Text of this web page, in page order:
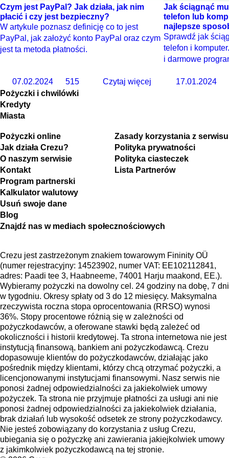
Czym jest PayPal? Jak działa, jak nim
płacić i czy jest bezpieczny?
W artykule poznasz definicję co to jest
PayPal, jak założyć konto PayPal oraz czym
jest ta metoda płatności.
07.02.2024 515 Czytaj więcej
Jak ściągnąć
telefon lub
najlepsze
Sprawdź jak
telefon i
i darmowe
17.01.2024
Pożyczki i chwilówki
Kredyty
Miasta
Pożyczki online
Jak działa Crezu?
O naszym serwisie
Kontakt
Program partnerski
Kalkulator walutowy
Usuń swoje dane
Blog
Zasady korzystania z serwisu
Polityka prywatności
Polityka ciasteczek
Lista Partnerów
Znajdź nas w mediach społecznościowych
Crezu jest zastrzeżonym znakiem towarowym Fininity OÜ
(numer rejestracyjny: 14523902, numer VAT: EE102112841,
adres: Paadi tee 3, Haabneeme, 74001 Harju maakond, EE.).
Wybieramy pożyczki na dowolny cel. 24 godziny na dobę, 7 dni
w tygodniu. Okresy spłaty od 3 do 12 miesięcy. Maksymalna
rzeczywista roczna stopa oprocentowania (RRSO) wynosi
36%. Stopy procentowe różnią się w zależności od
pożyczkodawców, a oferowane stawki będą zależeć od
okoliczności i historii kredytowej. Ta strona internetowa nie jest
instytucją finansową, bankiem ani pożyczkodawcą. Crezu
dopasowuje klientów do pożyczkodawców, działając jako
pośrednik między klientami, którzy chcą otrzymać pożyczki, a
licencjonowanymi instytucjami finansowymi. Nasz serwis nie
ponosi żadnej odpowiedzialności za jakiekolwiek umowy
pożyczek. Ta strona nie przyjmuje płatności za usługi ani nie
ponosi żadnej odpowiedzialności za jakiekolwiek działania,
brak działań lub wysokość odsetek ze strony pożyczkodawcy.
Nie jesteś zobowiązany do korzystania z usług Crezu,
ubiegania się o pożyczkę ani zawierania jakiejkolwiek umowy
z jakimkolwiek pożyczkodawcą na tej stronie.